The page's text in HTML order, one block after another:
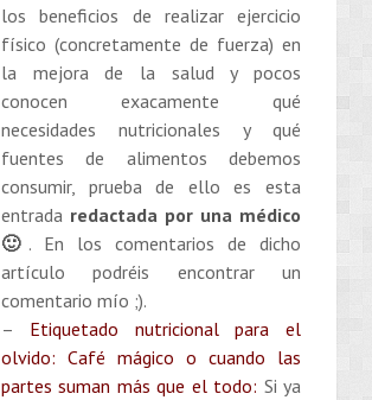
los beneficios de realizar ejercicio
físico (concretamente de fuerza) en
la mejora de la salud y pocos
conocen exacamente qué
necesidades nutricionales y qué
fuentes de alimentos debemos
consumir, prueba de ello es esta
entrada redactada por una médico
🙂 . En los comentarios de dicho
artículo podréis encontrar un
comentario mío ;).
– Etiquetado nutricional para el
olvido: Café mágico o cuando las
partes suman más que el todo: Si ya